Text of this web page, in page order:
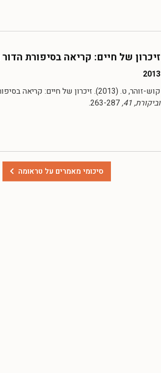
זיכרון של חיים: קריאה בסיפורת
2013
קוש-זוהר, ט. (2013). זיכרון של חיים: קריאה בסיפורת הדור השני לשואה.
וביקורת, 41,
סיכומי מאמרים על טראומה